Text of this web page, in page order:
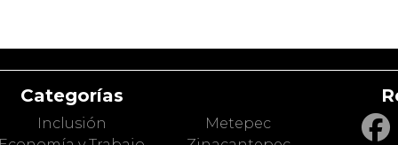
Categorías
Inclusión
Metepec